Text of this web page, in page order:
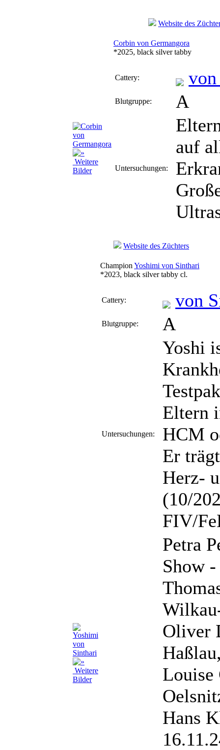
Website des
Weitere
Bilder
Corbin von Germangora
*2025, black silver tabby
Cattery:
Blutgruppe: A
Untersuchungen:
auf
Website des Züchters
Weitere
Bilder
Champion Yoshimi von Sinthari
*2023, black silver tabby cl.
Cattery: von
Blutgruppe: A
Untersuchungen:
Yoshi
Eltern
HCM
Er
Herz-
(10/
FIV/
Petra
Show
Oliver
Louise
Hans